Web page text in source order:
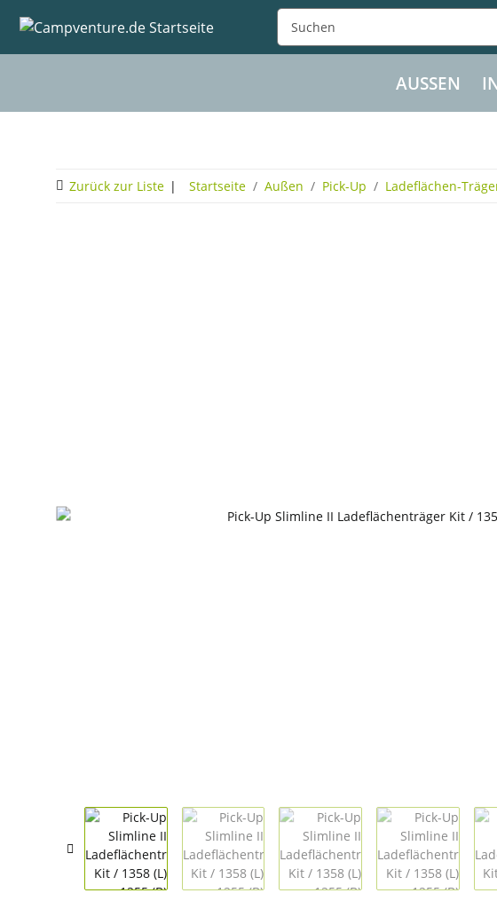
AUSSEN
Zurück zur Liste Startseite Außen Pick-Up Ladeflächen-